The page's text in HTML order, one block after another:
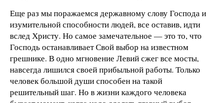
Еще раз мы поражаемся державному слову Господа и
изумительной способности людей, все оставив, идти
вслед Христу. Но самое замечательное — это то, что
Господь останавливает Свой выбор на известном
грешнике. В одно мгновение Левий сжег все мосты,
навсегда лишился своей прибыльной работы. Только
человек большой души способен на такой
решительный шаг. Но в жизни каждого человека